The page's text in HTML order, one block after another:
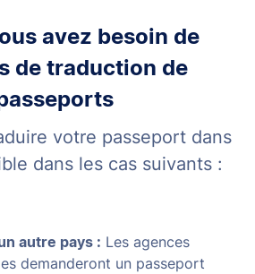
avez besoin de
de traduction de
votre passeport dans
dans les cas suivants :
autre pays : Les agences
demanderont un passeport